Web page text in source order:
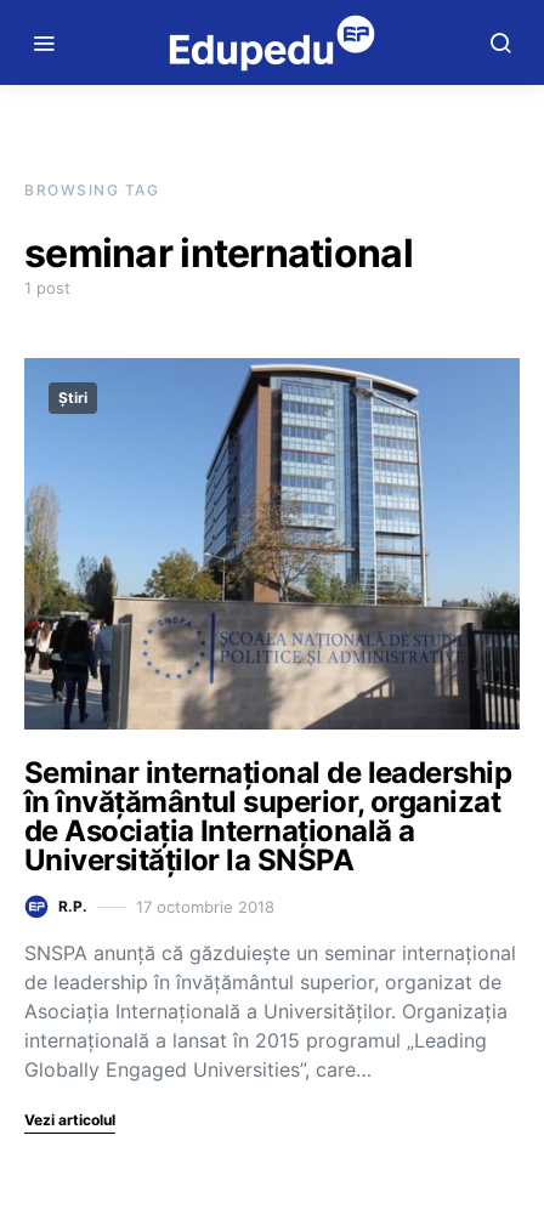
BROWSING TAG
seminar international
1 post
Știri
Seminar internaţional de leadership
în învățământul superior, organizat
de Asociaţia Internaţională a
Universităţilor la SNSPA
R.P. 17 octombrie 2018
SNSPA anunță că găzduiește un seminar internațional
de leadership în învățământul superior, organizat de
Asociaţia Internaţională a Universităţilor. Organizația
internațională a lansat în 2015 programul „Leading
Globally Engaged Universities”, care…
Vezi articolul